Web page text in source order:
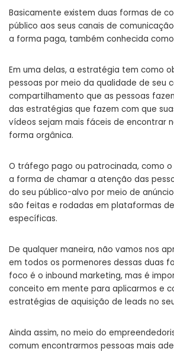
Basicamente existem duas formas de
público aos seus canais de
a forma paga, também conhecida
Em uma delas, a estratégia tem como
pessoas por meio da qualidade de seu
compartilhamento que as pessoas
das estratégias que fazem com que
vídeos sejam mais fáceis de encontrar
forma orgânica.
O tráfego pago ou patrocinada, como o
a forma de chamar a atenção das
do seu público-alvo por meio de
são feitas e rodadas em plataformas
específicas.
De qualquer maneira, não vamos nos
em todos os pormenores dessas duas
foco é o inbound marketing, mas é
conceito em mente para aplicarmos e
estratégias de aquisição de leads no
Ainda assim, no meio do
comum encontrarmos pessoas mais